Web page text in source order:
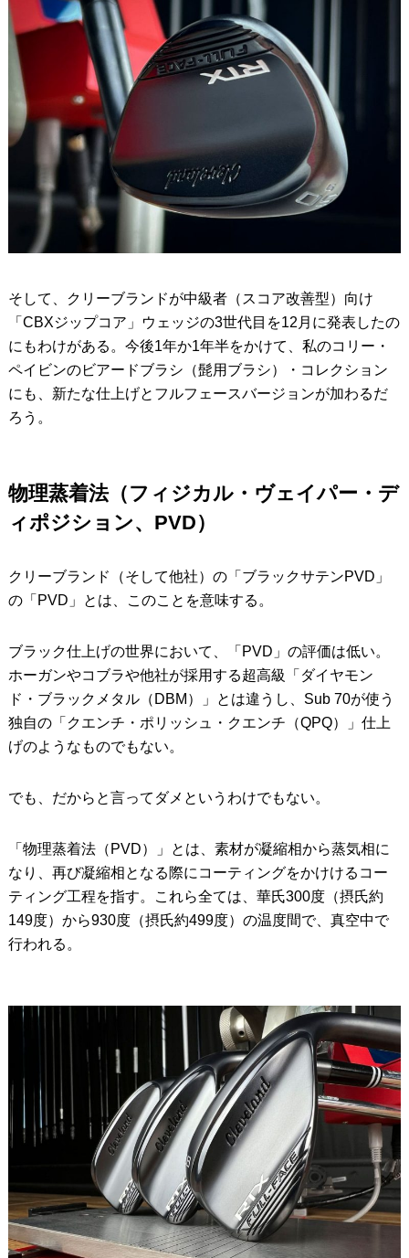
そして、クリーブランドが中級者（スコア改善型）向け
「CBXジップコア」ウェッジの3世代目を12月に発表したの
にもわけがある。今後1年か1年半をかけて、私のコリー・
ペイビンのビアードブラシ（髭用ブラシ）・コレクション
にも、新たな仕上げとフルフェースバージョンが加わるだ
ろう。
物理蒸着法（フィジカル・ヴェイパー・デ
ィポジション、PVD）
クリーブランド（そして他社）の「ブラックサテンPVD」
の「PVD」とは、このことを意味する。
ブラック仕上げの世界において、「PVD」の評価は低い。
ホーガンやコブラや他社が採用する超高級「ダイヤモン
ド・ブラックメタル（DBM）」とは違うし、Sub 70が使う
独自の「クエンチ・ポリッシュ・クエンチ（QPQ）」仕上
げのようなものでもない。
でも、だからと言ってダメというわけでもない。
「物理蒸着法（PVD）」とは、素材が凝縮相から蒸気相に
なり、再び凝縮相となる際にコーティングをかけけるコー
ティング工程を指す。これら全ては、華氏300度（摂氏約
149度）から930度（摂氏約499度）の温度間で、真空中で
行われる。